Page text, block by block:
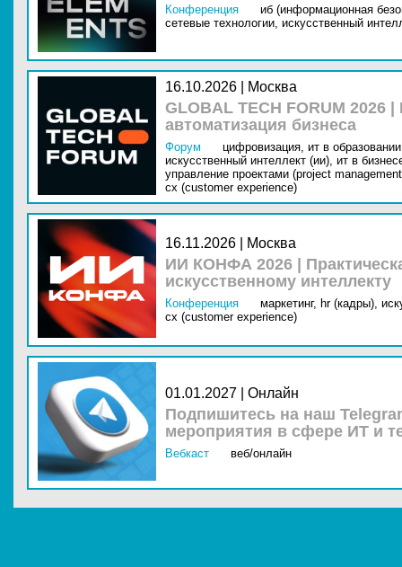
Конференция
иб (информационная
сетевые технологии, искусственный
16.10.2026 | Москва
GLOBAL TECH FORUM
автоматизация бизнеса
Форум цифровизация, ит в
искусственный интеллект (ии), ит в
управление проектами (project
cx (customer experience)
16.11.2026 | Москва
ИИ КОНФА 2026 |
искусственному интеллекту
Конференция маркетинг, hr (кадры),
cx (customer experience)
01.01.2027 | Онлайн
Подпишитесь на наш
мероприятия в сфере ИТ и
Вебкаст веб/онлайн